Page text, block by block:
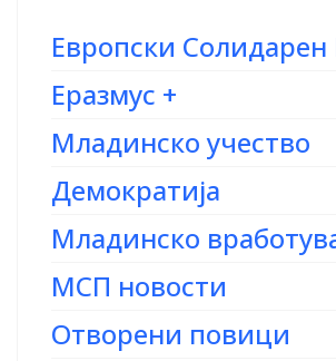
Европски Солидарен
Еразмус +
Младинско учество
Демократија
Младинско
МСП новости
Отворени повици